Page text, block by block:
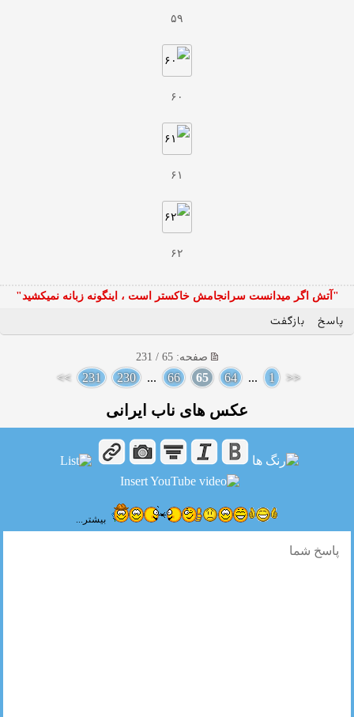
۵۹
۶۰
۶۱
۶۲
"آتش اگر ميدانست سرانجامش خاكستر است ، اينگونه زبانه نميكشيد"
پاسخ بازگفت
صفحه: 65 / 231
<<
1
...
64
65
66
...
230
231
>>
عکس های ناب ایرانی
بیشتر...